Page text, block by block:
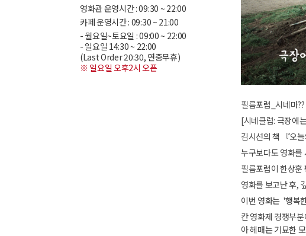
필름포럼_시네마??
[시네클럽: 극장에
김시선의 책 『오
누구보다도 영화를
필름포럼이 한상훈
영화를 보고난 후,
이번 영화는 '행복
칸 영화제 경쟁부
아 헤매는 기묘한
영화관 운영시간 : 09:30 ~ 22:00
카페 운영시간 : 09:30 ~ 21:00
- 월요일~토요일 : 09:00 ~ 22:00
- 일요일 14:30 ~ 22:00
(Last Order 20:30, 연중무휴)
※ 일요일 오후2시 오픈